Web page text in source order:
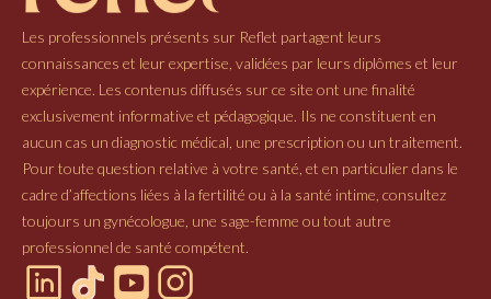
Les professionnels présents sur Reflet partagent leurs
connaissances et leur expertise, validées par leurs diplômes et leur
expérience. Les contenus diffusés sur ce site ont une finalité
exclusivement informative et pédagogique. Ils ne constituent en
aucun cas un diagnostic médical, une prescription ou un traitement.
Pour toute question relative à votre santé, et en particulier dans le
cadre d’affections liées à la fertilité ou à la santé intime, consultez
toujours un gynécologue, une sage-femme ou tout autre
professionnel de santé compétent.